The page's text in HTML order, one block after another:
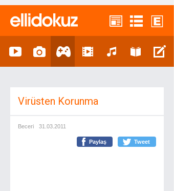
Virüsten Korunma
Beceri 31.03.2011
Paylaş Tweet